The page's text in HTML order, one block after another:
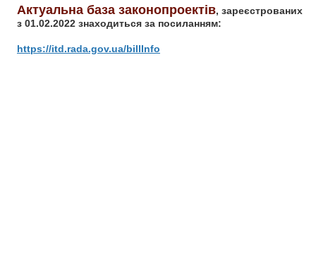
Актуальна база законопроектів, зареєстрованих
з 01.02.2022 знаходиться за посиланням:
https://itd.rada.gov.ua/billInfo